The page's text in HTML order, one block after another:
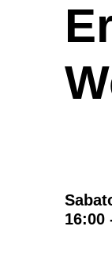
16:00